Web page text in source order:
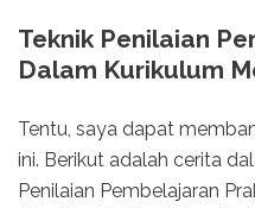
Teknik Penilaian
Dalam Kurikulum
Tentu, saya dapat
ini. Berikut adalah cerita
Penilaian Pembelajaran